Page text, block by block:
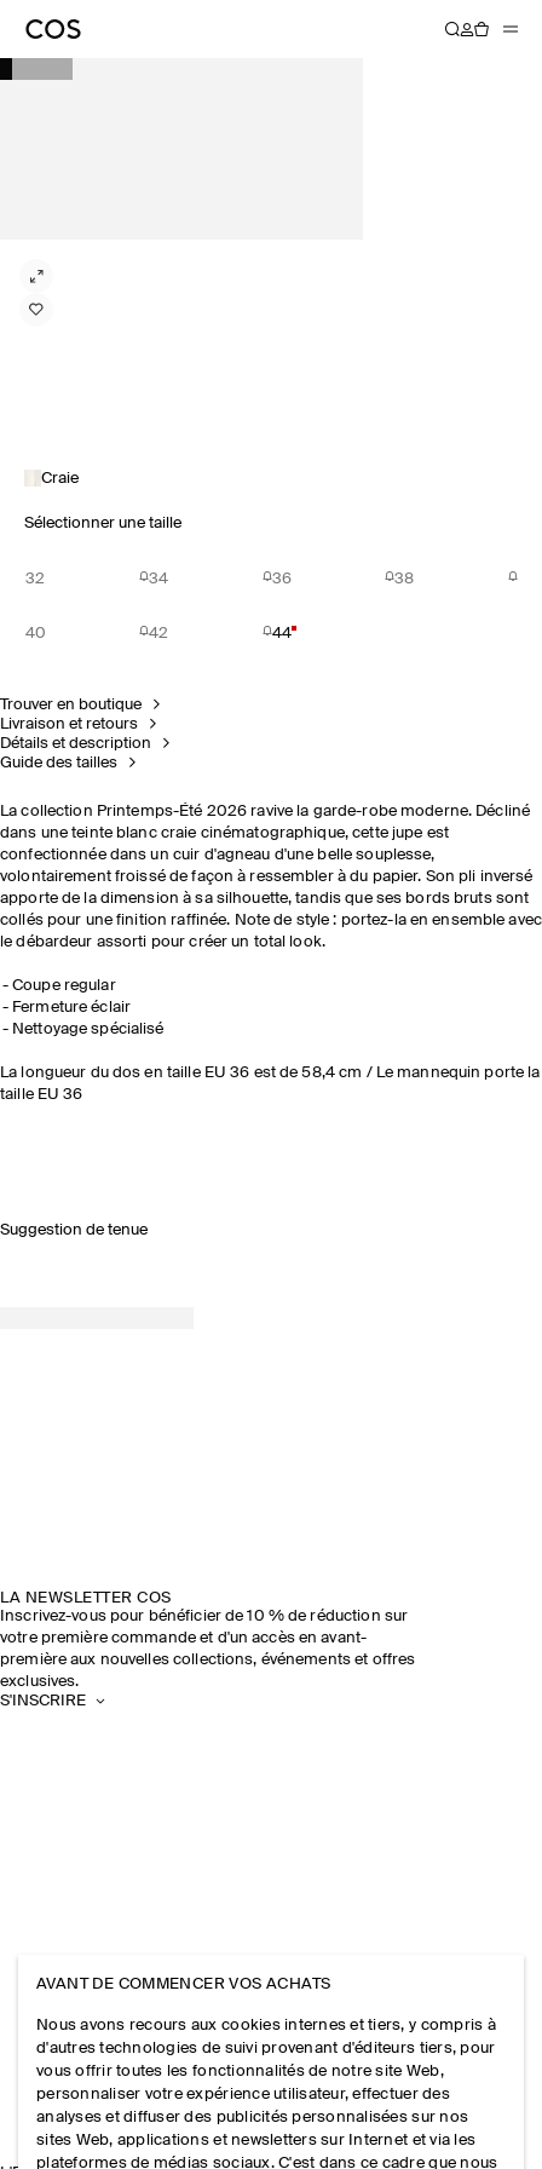
Craie
Sélectionner une taille
32 34 36 38
40 42 44
Trouver en boutique
Livraison et retours
Détails et description
Guide des tailles
La collection Printemps-Été 2026 ravive la garde-robe moderne. Décliné
dans une teinte blanc craie cinématographique, cette jupe est
confectionnée dans un cuir d'agneau d'une belle souplesse,
volontairement froissé de façon à ressembler à du papier. Son pli inversé
apporte de la dimension à sa silhouette, tandis que ses bords bruts sont
collés pour une finition raffinée. Note de style : portez-la en ensemble avec
le débardeur assorti pour créer un total look.
Coupe regular
Fermeture éclair
Nettoyage spécialisé
La longueur du dos en taille EU 36 est de 58,4 cm / Le mannequin porte la
taille EU 36
Suggestion de tenue
LA NEWSLETTER COS
Inscrivez-vous pour bénéficier de 10 % de réduction sur
votre première commande et d'un accès en avant-
première aux nouvelles collections, événements et offres
exclusives.
S'INSCRIRE
AVANT DE COMMENCER VOS ACHATS
Nous avons recours aux cookies internes et tiers, y compris à
d'autres technologies de suivi provenant d'éditeurs tiers, pour
vous offrir toutes les fonctionnalités de notre site Web,
personnaliser votre expérience utilisateur, effectuer des
analyses et diffuser des publicités personnalisées sur nos
sites Web, applications et newsletters sur Internet et via les
plateformes de médias sociaux. C'est dans ce cadre que nous